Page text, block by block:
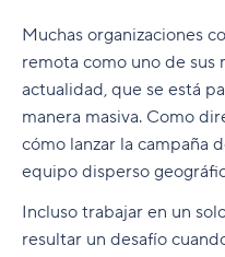
Muchas organizaciones
remota como uno de sus
actualidad, que se está
manera masiva. Como
cómo lanzar la campaña
equipo disperso
Incluso trabajar en un
resultar un desafío